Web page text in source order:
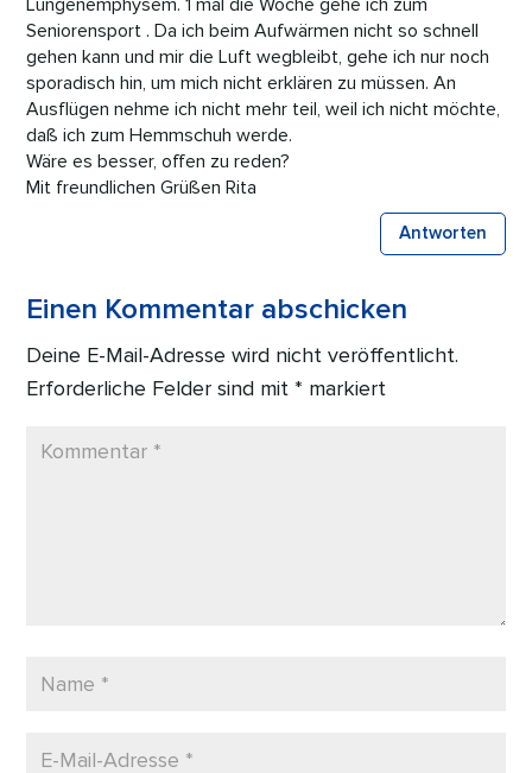
Seniorensport . Da ich beim Aufwärmen nicht so schnell
gehen kann und mir die Luft wegbleibt, gehe ich nur noch
sporadisch hin, um mich nicht erklären zu müssen. An
Ausflügen nehme ich nicht mehr teil, weil ich nicht möchte,
daß ich zum Hemmschuh werde.
Wäre es besser, offen zu reden?
Mit freundlichen Grüßen Rita
Antworten
Einen Kommentar abschicken
Deine E-Mail-Adresse wird nicht veröffentlicht.
Erforderliche Felder sind mit* markiert